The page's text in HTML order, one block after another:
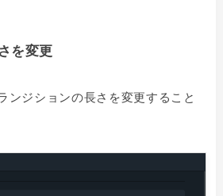
を変更
ンジションの長さを変更すること